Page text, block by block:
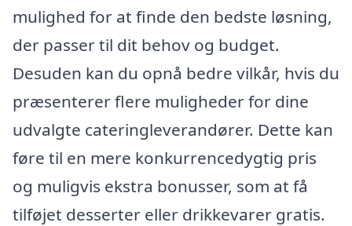
mulighed for at finde den bedste løsning,
der passer til dit behov og budget.
Desuden kan du opnå bedre vilkår, hvis du
præsenterer flere muligheder for dine
udvalgte cateringleverandører. Dette kan
føre til en mere konkurrencedygtig pris
og muligvis ekstra bonusser, som at få
tilføjet desserter eller drikkevarer gratis.